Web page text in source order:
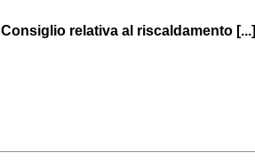
relativa al riscaldamento [...]